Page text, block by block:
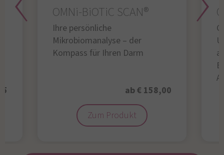
OMNi-BiOTiC SCAN®
Ihre persönliche
Mikrobiomanalyse – der
Kompass für Ihren Darm
ab € 158,00
Zum Produkt